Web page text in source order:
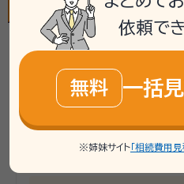
福岡県の最新
依頼で
無料 一括
※姉妹サイト 「相続費用見